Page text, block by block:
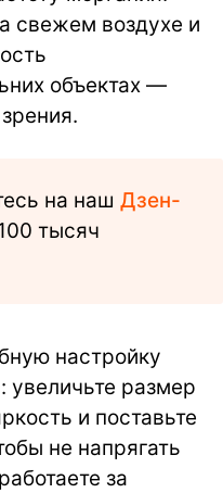
свежем воздухе и
объектах —
на наш Дзен-
тысяч
настройку
увеличьте размер
и поставьте
не напрягать
за